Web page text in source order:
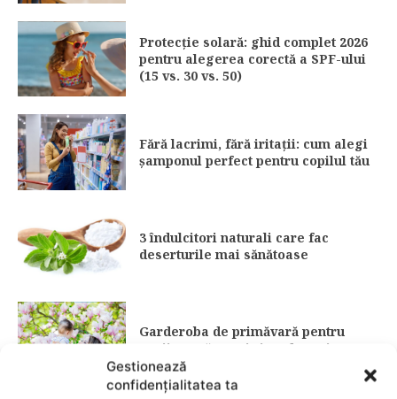
Gestionează
confidențialitatea ta
Protecție solară: ghid complet 2026
pentru alegerea corectă a SPF-ului
(15 vs. 30 vs. 50)
Fără lacrimi, fără iritații: cum alegi
șamponul perfect pentru copilul tău
3 îndulcitori naturali care fac
deserturile mai sănătoase
Garderoba de primăvară pentru
copii: ce păstrezi și ce donezi
CATEGORII POPULARE